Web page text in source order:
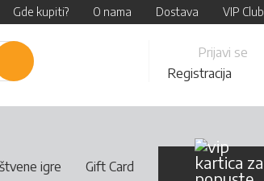
Gde kupiti? O nama Dostava VIP Club
Pretraži
Content
Prijavi se
Registracija
igre Gift Card